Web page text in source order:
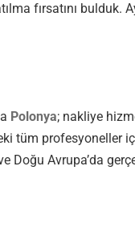
fırsatını bulduk.
Polonya; nakliye
tüm profesyoneller
Doğu Avrupa’da